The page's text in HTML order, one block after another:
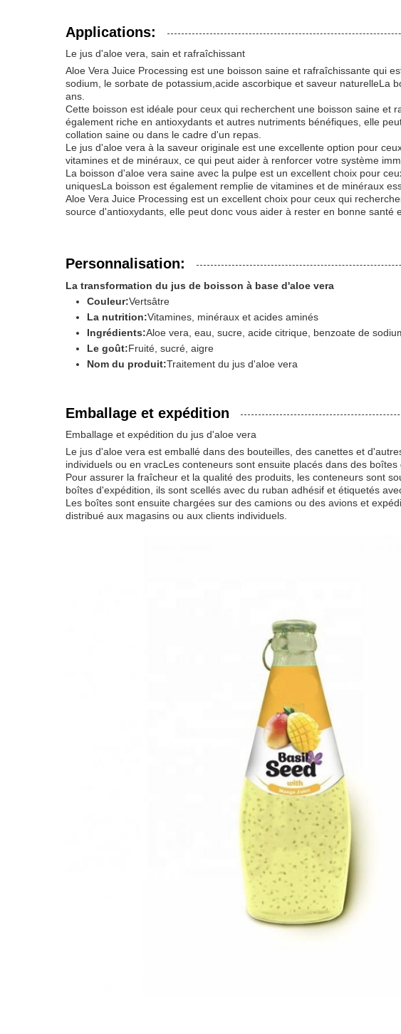
Applications:
Le jus d'aloe vera, sain et rafraîchissant
Aloe Vera Juice Processing est une boisson saine et rafraîchissante qui
sodium, le sorbate de potassium,acide ascorbique et saveur naturelleLa
ans.
Cette boisson est idéale pour ceux qui recherchent une boisson saine
également riche en antioxydants et autres nutriments bénéfiques, elle
collation saine ou dans le cadre d'un repas.
Le jus d'aloe vera à la saveur originale est une excellente option pour
vitamines et de minéraux, ce qui peut aider à renforcer votre système
La boisson d'aloe vera saine avec la pulpe est un excellent choix pour
uniquesLa boisson est également remplie de vitamines et de minéraux
Aloe Vera Juice Processing est un excellent choix pour ceux qui
source d'antioxydants, elle peut donc vous aider à rester en bonne santé
Personnalisation:
La transformation du jus de boisson à base d'aloe vera
Couleur:Vertsâtre
La nutrition:Vitamines, minéraux et acides aminés
Ingrédients:Aloe vera, eau, sucre, acide citrique, benzoate de
Le goût:Fruité, sucré, aigre
Nom du produit:Traitement du jus d'aloe vera
Emballage et expédition
Emballage et expédition du jus d'aloe vera
Le jus d'aloe vera est emballé dans des bouteilles, des canettes et
individuels ou en vracLes conteneurs sont ensuite placés dans des
Pour assurer la fraîcheur et la qualité des produits, les conteneurs sont
boîtes d'expédition, ils sont scellés avec du ruban adhésif et étiquetés
Les boîtes sont ensuite chargées sur des camions ou des avions et
distribué aux magasins ou aux clients individuels.